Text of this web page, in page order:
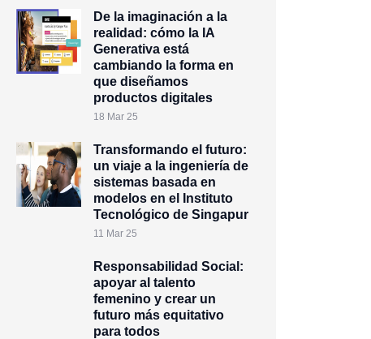
De la imaginación a la
realidad: cómo la IA
Generativa está
cambiando la forma en
que diseñamos
productos digitales
18 Mar 25
Transformando el futuro:
un viaje a la ingeniería de
sistemas basada en
modelos en el Instituto
Tecnológico de Singapur
11 Mar 25
Responsabilidad Social:
apoyar al talento
femenino y crear un
futuro más equitativo
para todos